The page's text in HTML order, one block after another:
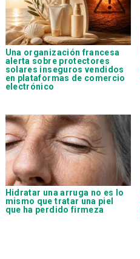
Una organización francesa
alerta sobre protectores
solares inseguros vendidos
en plataformas de comercio
electrónico
Hidratar una arruga no es lo
mismo que tratar una piel
que ha perdido firmeza